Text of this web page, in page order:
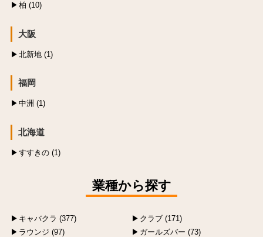
柏 (10)
大阪
北新地 (1)
福岡
中洲 (1)
北海道
すすきの (1)
業種から探す
キャバクラ (377)
クラブ (171)
ラウンジ (97)
ガールズバー (73)